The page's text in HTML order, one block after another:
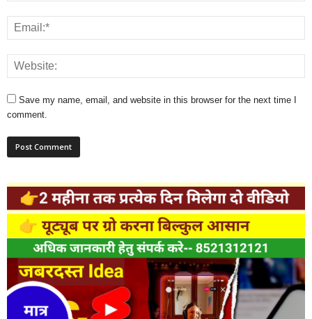
Save my name, email, and website in this browser for the next time I
comment.